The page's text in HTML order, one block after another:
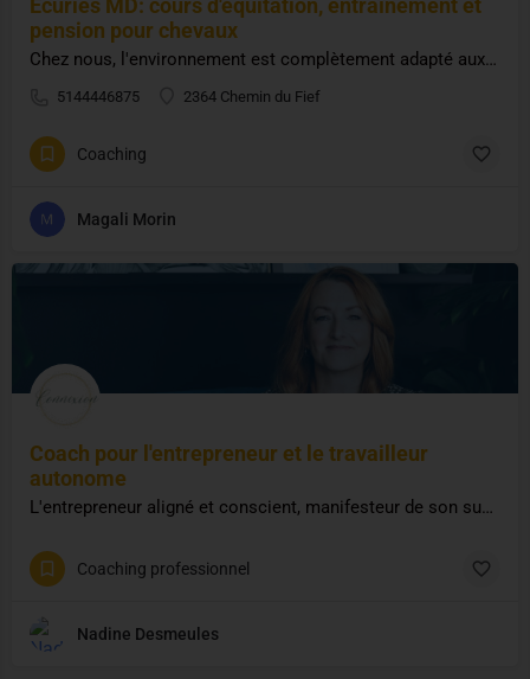
Écuries MD: cours d'équitation, entraînement et
pension pour chevaux
Chez nous, l'environnement est complètement adapté aux athlètes équins, dans le plus grand respect de leur…
5144446875 2364 Chemin du Fief
Coaching
Magali Morin
Coach pour l'entrepreneur et le travailleur
autonome
L'entrepreneur aligné et conscient, manifesteur de son succès, parce que l'entrepreneur est d'abord un être humain
Coaching professionnel
Nadine Desmeules